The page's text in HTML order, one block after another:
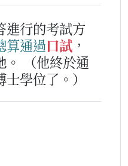
進行的考試方
算通過口試 ，
。
（他終於通
學位了。）